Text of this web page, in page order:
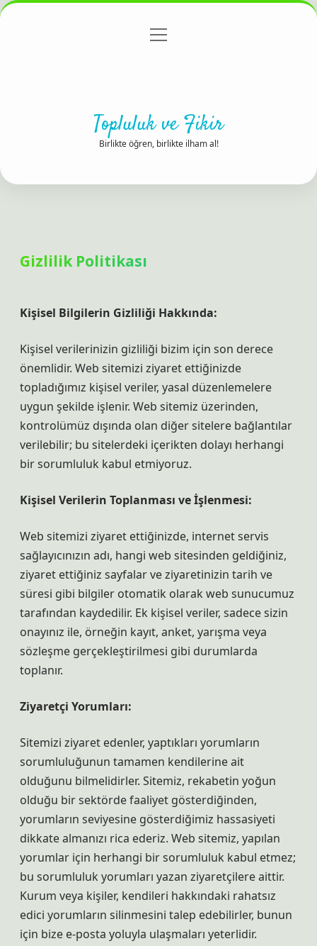
Gizlilik Politikası
menüyü
Topluluk ve Fikir
Birlikte öğren, birlikte ilham al!
Gizlilik Politikası
Kişisel Bilgilerin Gizliliği Hakkında:
Kişisel verilerinizin gizliliği bizim için son derece
önemlidir. Web sitemizi ziyaret ettiğinizde
topladığımız kişisel veriler, yasal düzenlemelere
uygun şekilde işlenir. Web sitemiz üzerinden,
kontrolümüz dışında olan diğer sitelere bağlantılar
verilebilir; bu sitelerdeki içerikten dolayı herhangi
bir sorumluluk kabul etmiyoruz.
Kişisel Verilerin Toplanması ve İşlenmesi:
Web sitemizi ziyaret ettiğinizde, internet servis
sağlayıcınızın adı, hangi web sitesinden geldiğiniz,
ziyaret ettiğiniz sayfalar ve ziyaretinizin tarih ve
süresi gibi bilgiler otomatik olarak web sunucumuz
tarafından kaydedilir. Ek kişisel veriler, sadece sizin
onayınız ile, örneğin kayıt, anket, yarışma veya
sözleşme gerçekleştirilmesi gibi durumlarda
toplanır.
Ziyaretçi Yorumları:
Sitemizi ziyaret edenler, yaptıkları yorumların
sorumluluğunun tamamen kendilerine ait
olduğunu bilmelidirler. Sitemiz, rekabetin yoğun
olduğu bir sektörde faaliyet gösterdiğinden,
yorumların seviyesine gösterdiğimiz hassasiyeti
dikkate almanızı rica ederiz. Web sitemiz, yapılan
yorumlar için herhangi bir sorumluluk kabul etmez;
bu sorumluluk yorumları yazan ziyaretçilere aittir.
Kurum veya kişiler, kendileri hakkındaki rahatsız
edici yorumların silinmesini talep edebilirler, bunun
için bize e-posta yoluyla ulaşmaları yeterlidir.